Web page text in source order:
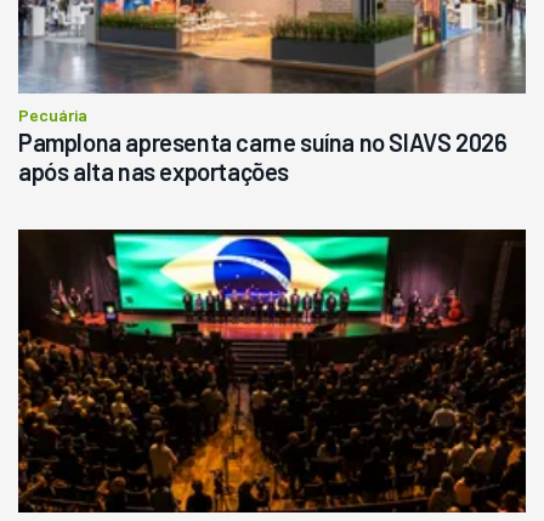
Pecuária
Pamplona apresenta carne suína no SIAVS 2026
após alta nas exportações